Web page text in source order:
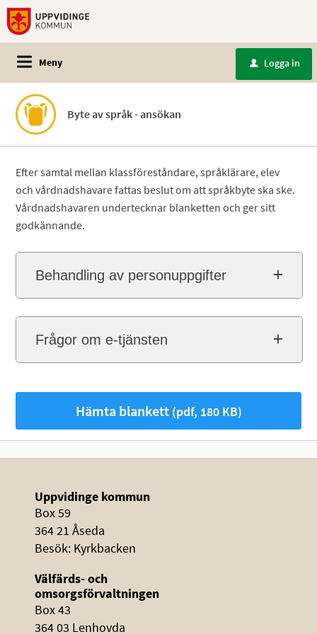
Meny u Logga in
Byte av språk - ansökan
Efter samtal mellan klassföreståndare, språklärare, elev
och vårdnadshavare fattas beslut om att språkbyte ska ske.
Vårdnadshavaren undertecknar blanketten och ger sitt
godkännande.
Behandling av personuppgifter
Frågor om e-tjänsten
Hämta blankett(pdf, 180 KB)
Uppvidinge kommun
Box 59
364 21 Åseda
Besök: Kyrkbacken
Välfärds- och
omsorgsförvaltningen
Box 43
364 03 Lenhovda